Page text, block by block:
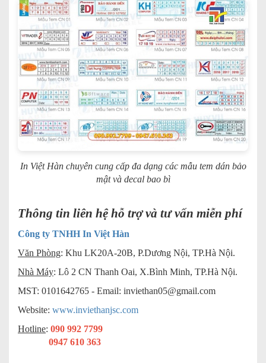
In Việt Hàn chuyên cung cấp đa dạng các mẫu tem dán bảo
mật và decal bao bì
Thông tin liên hệ hỗ trợ và tư vấn miễn phí
Công ty TNHH In Việt Hàn
Văn Phòng: Khu LK20A-20B, P.Dương Nội, TP.Hà Nội.
Nhà Máy: Lô 2 CN Thanh Oai, X.Bình Minh, TP.Hà Nội.
MST: 0101642765 - Email: inviethan05@gmail.com
Website: www.inviethanjsc.com
Hotline: 090 992 7799
0947 610 363